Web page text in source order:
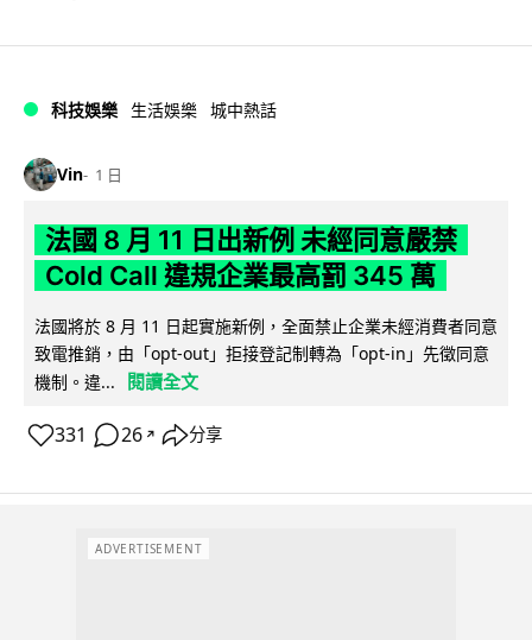
科技娛樂 生活娛樂 城中熱話
Vin 1 日
法國 8 月 11 日出新例 未經同意嚴禁
Cold Call 違規企業最高罰 345 萬
法國將於 8 月 11 日起實施新例，全面禁止企業未經消費者同意
致電推銷，由「opt-out」拒接登記制轉為「opt-in」先徵同意
機制。違...
閱讀全文
331 26 ↗ 分享
ADVERTISEMENT